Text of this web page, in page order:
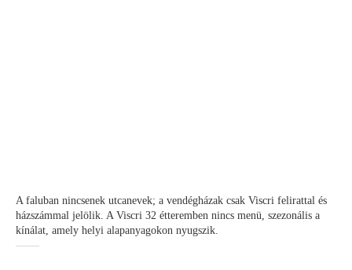
A faluban nincsenek utcanevek; a vendégházak csak Viscri felirattal és
házszámmal jelölik. A Viscri 32 étteremben nincs menü, szezonális a
kínálat, amely helyi alapanyagokon nyugszik.